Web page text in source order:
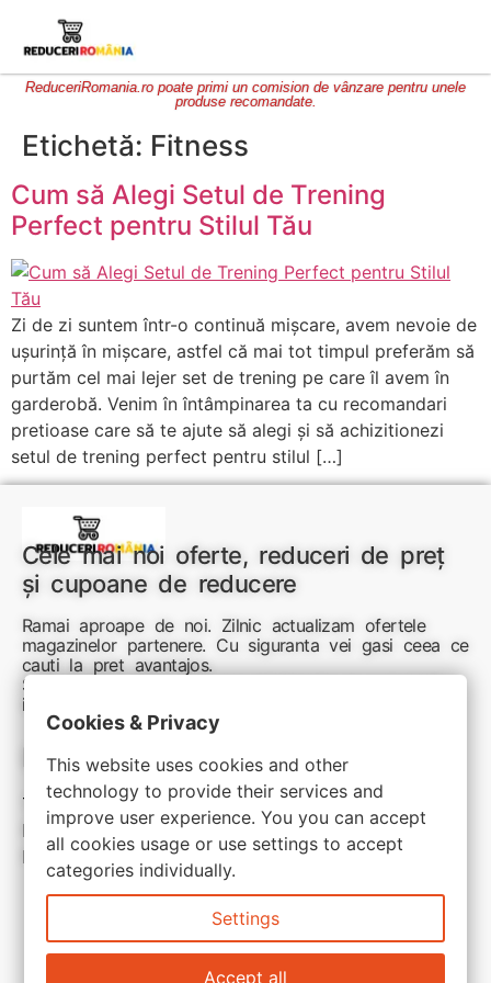
ReduceriRomania.ro poate primi un comision de vânzare pentru unele
produse recomandate.
Etichetă: Fitness
Cum să Alegi Setul de Trening
Perfect pentru Stilul Tău
Zi de zi suntem într-o continuă mișcare, avem nevoie de
ușurință în mișcare, astfel că mai tot timpul preferăm să
purtăm cel mai lejer set de trening pe care îl avem în
garderobă. Venim în întâmpinarea ta cu recomandari
pretioase care să te ajute să alegi și să achizitionezi
setul de trening perfect pentru stilul […]
Cele mai noi oferte, reduceri de preț
și cupoane de reducere
Ramai aproape de noi. Zilnic actualizam ofertele
magazinelor partenere. Cu siguranta vei gasi ceea ce
cauti la pret avantajos.
Sunteti aici pentru reduceri inteligente si cumpărături
inspirate
Link-uri utile:
Termeni si conditii
Politica de confidentialitate
Politica de cookie
Cookies & Privacy
This website uses cookies and other
technology to provide their services and
improve user experience. You you can accept
all cookies usage or use settings to accept
categories individually.
Settings
Accept all